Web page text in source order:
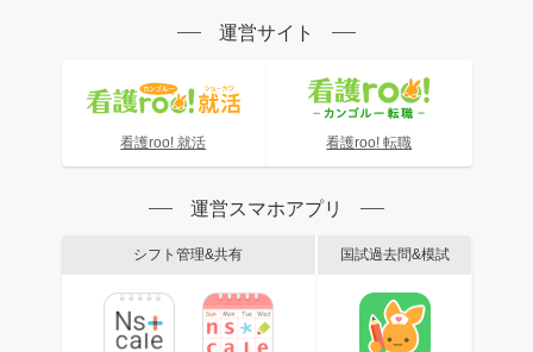
運営サイト
看護roo! 就活 看護roo! 転職
運営スマホアプリ
シフト管理&共有 国試過去問&模試